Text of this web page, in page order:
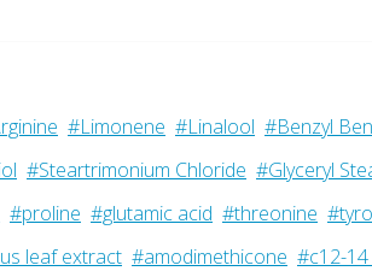
#Limonene #Linalool #Benzyl
#Steartrimonium Chloride #Glyceryl
#proline #glutamic acid #threonine
leaf extract #amodimethicone #c12-